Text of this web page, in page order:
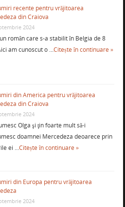
recente pentru vrăjitoarea
din Craiova
2024
român care s-a stabilit în Belgia de 8
am cunoscut o …Citește în continuare »
din America pentru vrăjitoarea
din Craiova
2024
Olga şi ţin foarte mult să-i
doamnei Mercedeza deoarece prin
ei …Citește în continuare »
din Europa pentru vrăjitoarea
2024